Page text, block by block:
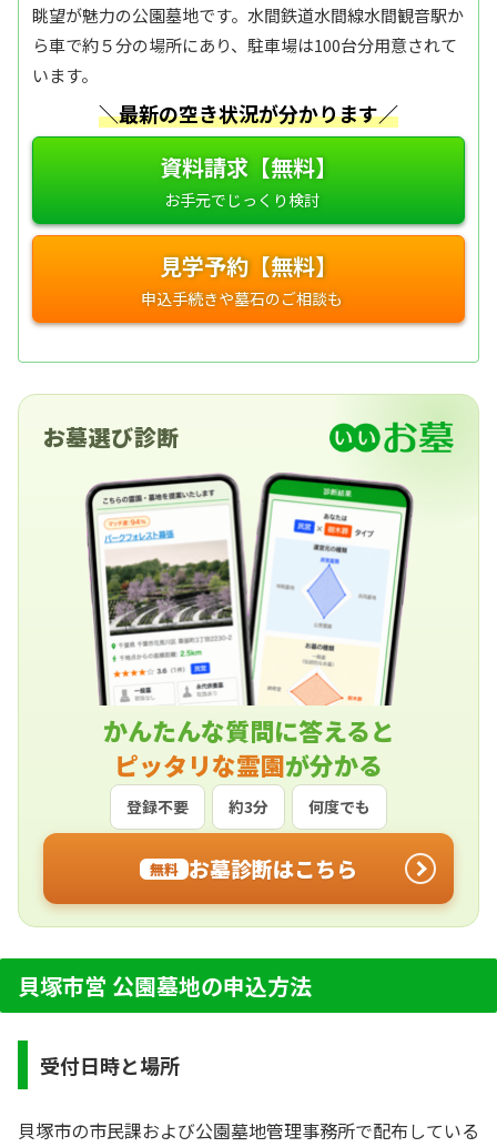
眺望が魅力の公園墓地です。水間鉄道水間線水間観音駅か
ら車で約５分の場所にあり、駐車場は100台分用意されて
います。
＼最新の空き状況が分かります／
資料請求【無料】
見学予約【無料】
お墓選び診断
かんたんな質問に答えると
ピッタリな霊園が分かる
登録不要 約3分 何度でも
無料 お墓診断はこちら
貝塚市営 公園墓地の申込方法
受付日時と場所
貝塚市の市民課および公園墓地管理事務所で配布している